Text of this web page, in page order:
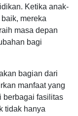
Ketika anak-
mereka
masa depan
bagi
bagian dari
manfaat yang
berbagai fasilitas
tidak hanya